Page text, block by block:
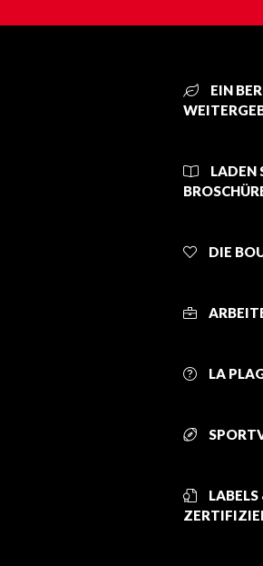
EIN
LADEN
DIE
LA
LABELS